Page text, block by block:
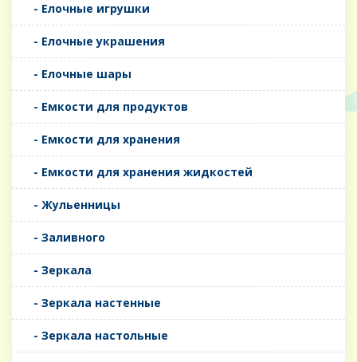
- Елочные игрушки
- Елочные украшения
- Елочные шары
- Емкости для продуктов
- Емкости для хранения
- Емкости для хранения жидкостей
- Жульенницы
- Заливного
- Зеркала
- Зеркала настенные
- Зеркала настольные